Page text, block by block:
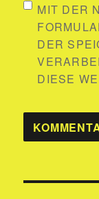
MIT DER
DER
DIESE